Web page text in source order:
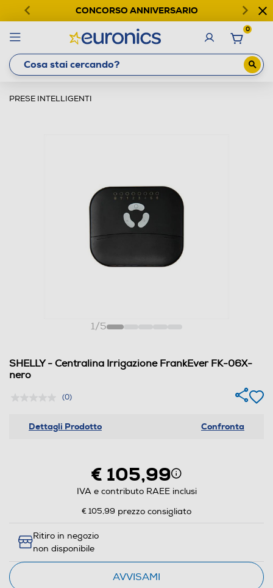
CONCORSO ANNIVERSARIO
0
PRESE INTELLIGENTI
1/5
SHELLY - Centralina Irrigazione FrankEver FK-06X-
nero
(0)
Dettagli Prodotto Confronta
€ 105,99
IVA e contributo RAEE inclusi
€ 105,99 prezzo consigliato
Ritiro in negozio
non disponibile
AVVISAMI